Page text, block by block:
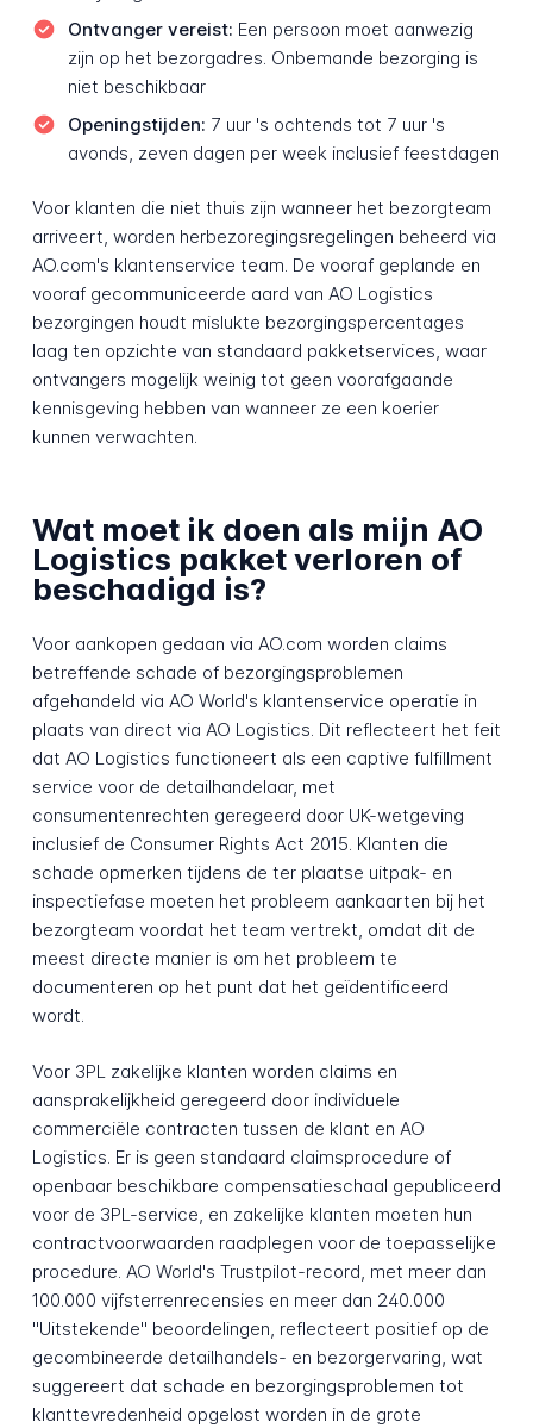
Ontvanger vereist: Een persoon moet aanwezig
zijn op het bezorgadres. Onbemande bezorging is
niet beschikbaar
Openingstijden: 7 uur 's ochtends tot 7 uur 's
avonds, zeven dagen per week inclusief feestdagen
Voor klanten die niet thuis zijn wanneer het bezorgteam
arriveert, worden herbezoregingsregelingen beheerd via
AO.com's klantenservice team. De vooraf geplande en
vooraf gecommuniceerde aard van AO Logistics
bezorgingen houdt mislukte bezorgingspercentages
laag ten opzichte van standaard pakketservices, waar
ontvangers mogelijk weinig tot geen voorafgaande
kennisgeving hebben van wanneer ze een koerier
kunnen verwachten.
Wat moet ik doen als mijn AO
Logistics pakket verloren of
beschadigd is?
Voor aankopen gedaan via AO.com worden claims
betreffende schade of bezorgingsproblemen
afgehandeld via AO World's klantenservice operatie in
plaats van direct via AO Logistics. Dit reflecteert het feit
dat AO Logistics functioneert als een captive fulfillment
service voor de detailhandelaar, met
consumentenrechten geregeerd door UK-wetgeving
inclusief de Consumer Rights Act 2015. Klanten die
schade opmerken tijdens de ter plaatse uitpak- en
inspectiefase moeten het probleem aankaarten bij het
bezorgteam voordat het team vertrekt, omdat dit de
meest directe manier is om het probleem te
documenteren op het punt dat het geïdentificeerd
wordt.
Voor 3PL zakelijke klanten worden claims en
aansprakelijkheid geregeerd door individuele
commerciële contracten tussen de klant en AO
Logistics. Er is geen standaard claimsprocedure of
openbaar beschikbare compensatieschaal gepubliceerd
voor de 3PL-service, en zakelijke klanten moeten hun
contractvoorwaarden raadplegen voor de toepasselijke
procedure. AO World's Trustpilot-record, met meer dan
100.000 vijfsterrenrecensies en meer dan 240.000
"Uitstekende" beoordelingen, reflecteert positief op de
gecombineerde detailhandels- en bezorgervaring, wat
suggereert dat schade en bezorgingsproblemen tot
klanttevredenheid opgelost worden in de grote